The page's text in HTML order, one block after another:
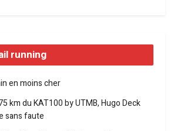
running
en moins cher
km du KAT100 by UTMB, Hugo Deck
sans faute